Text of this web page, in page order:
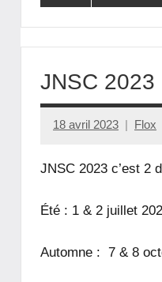
JNSC 2023
18 avril 2023 Flox
JNSC 2023 c’est 2
Été : 1 & 2 juillet
Automne : 7 & 8